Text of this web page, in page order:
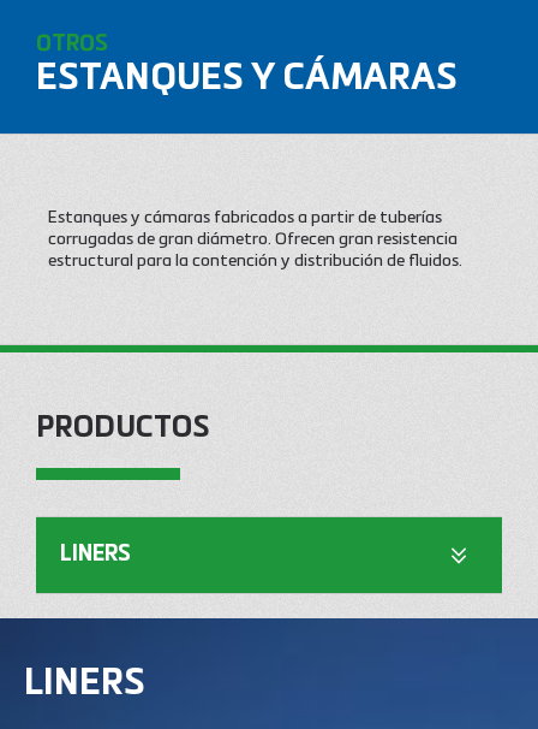
OTROS
ESTANQUES Y CÁMARAS
Estanques y cámaras fabricados a partir de tuberías
corrugadas de gran diámetro. Ofrecen gran resistencia
estructural para la contención y distribución de fluidos.
PRODUCTOS
LINERS
COATINGS
DRENAJE
LINERS
COATINGS
DRENAJE
GEOCOMPUESTO
REFUERZO
OTROS